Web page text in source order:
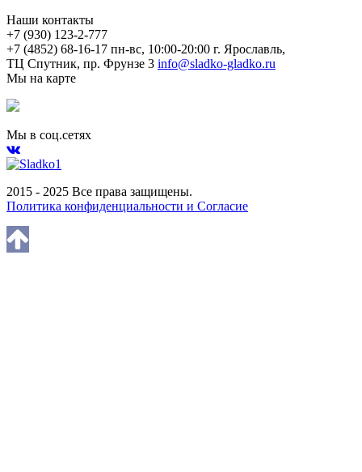
Наши контакты
+7 (930) 123-2-777
+7 (4852) 68-16-17 пн-вс, 10:00-20:00 г. Ярославль,
ТЦ Спутник, пр. Фрунзе 3 info@sladko-gladko.ru
Мы на карте
Мы в соц.сетях
2015 - 2025 Все права защищены.
Политика конфиденциальности и Согласие